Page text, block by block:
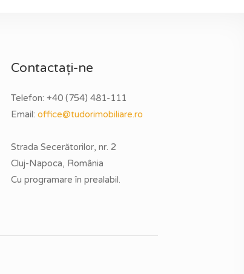
Contactați-ne
Telefon:+40 (754) 481-111
Email:office@tudorimobiliare.ro
Strada Secerătorilor, nr. 2
Cluj-Napoca, România
Cu programare în prealabil.